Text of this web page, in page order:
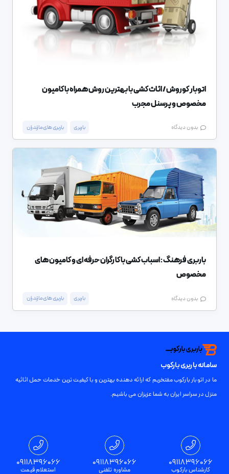
اتوبار کوروش / اثاث کشی با بهترین روش همراه با کامیون
مخصوص و پرسنل مجرب
بدون دیدگاه باربری باربری های مازندران
باربری فرهنگ : اسباب کشی با کارگران حرفه ای و کامیون های
مخصوص
بدون دیدگاه باربری باربری های مازندران
سامانه باربری بارکوب
ما در اتوبار بارکوب مفتخریم که ارائه دهنده بهترین و با کیفیت ترین خدمات حمل اثاثیه
منزل در سراسر ایران به شما عزیزان می باشیم.
تمامی حقوق برای باربری بارکوب محفوظ است 09118396066
کارشناس بارکوب
09118396066
مشاوره تلفنی
09118396066
استعلام قیمت